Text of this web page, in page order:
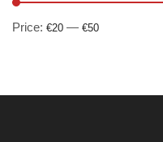
Price: €20 — €50